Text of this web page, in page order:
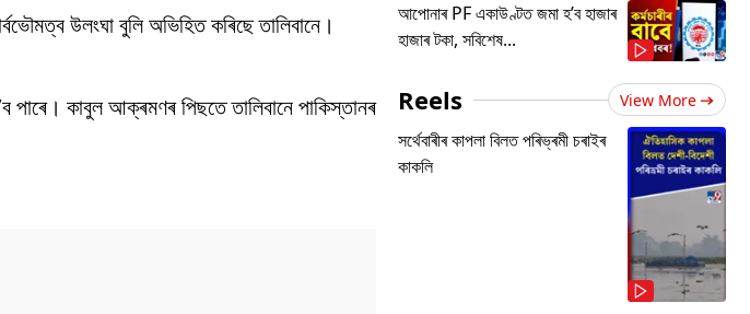
উলংঘা বুলি অভিহিত কৰিছে তালিবানে।
পাৰে। কাবুল আক্ৰমণৰ পিছতে তালিবানে পাকিস্তানৰ
আপোনাৰ PF একাউণ্টত জমা হ’ব হাজাৰ
হাজাৰ টকা, সবিশেষ...
Reels View More
সৰ্থেবাৰীৰ কাপলা বিলত পৰিভ্ৰমী চৰাইৰ
কাকলি